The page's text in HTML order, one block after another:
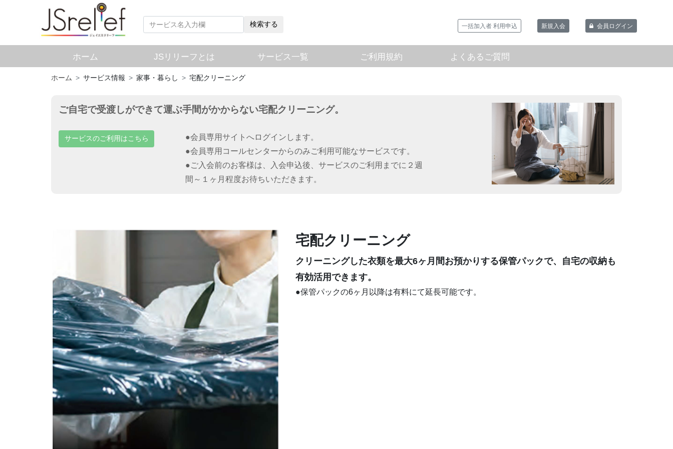
検索する 一括加入者 利用申込 新規入会 会員ログイン
ホーム JSリリーフとは サービス一覧 ご利用規約 よくあるご質問
ホーム サービス情報 家事・暮らし 宅配クリーニング
ご自宅で受渡しができて運ぶ手間がかからない宅配クリーニング。
サービスのご利用はこちら
●会員専用サイトへログインします。
●会員専用コールセンターからのみご利用可能なサービスです。
●ご入会前のお客様は、入会申込後、サービスのご利用までに２週
間～１ヶ月程度お待ちいただきます。
宅配クリーニング
クリーニングした衣類を最大6ヶ月間お預かりする保管パックで、自宅の収納も
有効活用できます。
●保管パックの6ヶ月以降は有料にて延長可能です。